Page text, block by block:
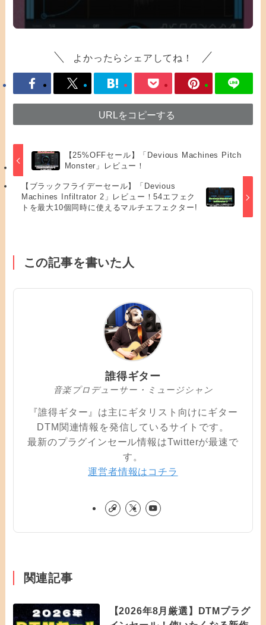
よかったらシェアしてね！
URLをコピーする
【25%OFFセール】「Devious Machines Pitch
Monster」レビュー！
【ブラックフライデーセール】「Devious
Machines Infiltrator 2」レビュー！54エフェク
トを最大10個同時に使えるマルチエフェクター!
この記事を書いた人
誰得ギター
音楽プロデューサー・ミュージシャン
『誰得ギター』は主にギタリスト向けにギター
DTM関連情報を発信しているサイトです。
最新のプラグインセール情報はTwitterが最速で
す。
運営者情報はコチラ
関連記事
【2026年8月厳選】DTMプラグ